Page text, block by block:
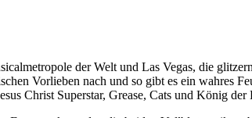
der Welt und Las Vegas, die
Vorlieben nach und so gibt es ein wahres
Christ Superstar, Grease, Cats und König der